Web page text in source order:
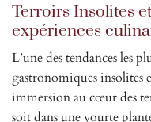
Terroirs Insolites
expériences
L’une des tendances les
gastronomiques insolites
immersion au cœur des
soit dans une yourte